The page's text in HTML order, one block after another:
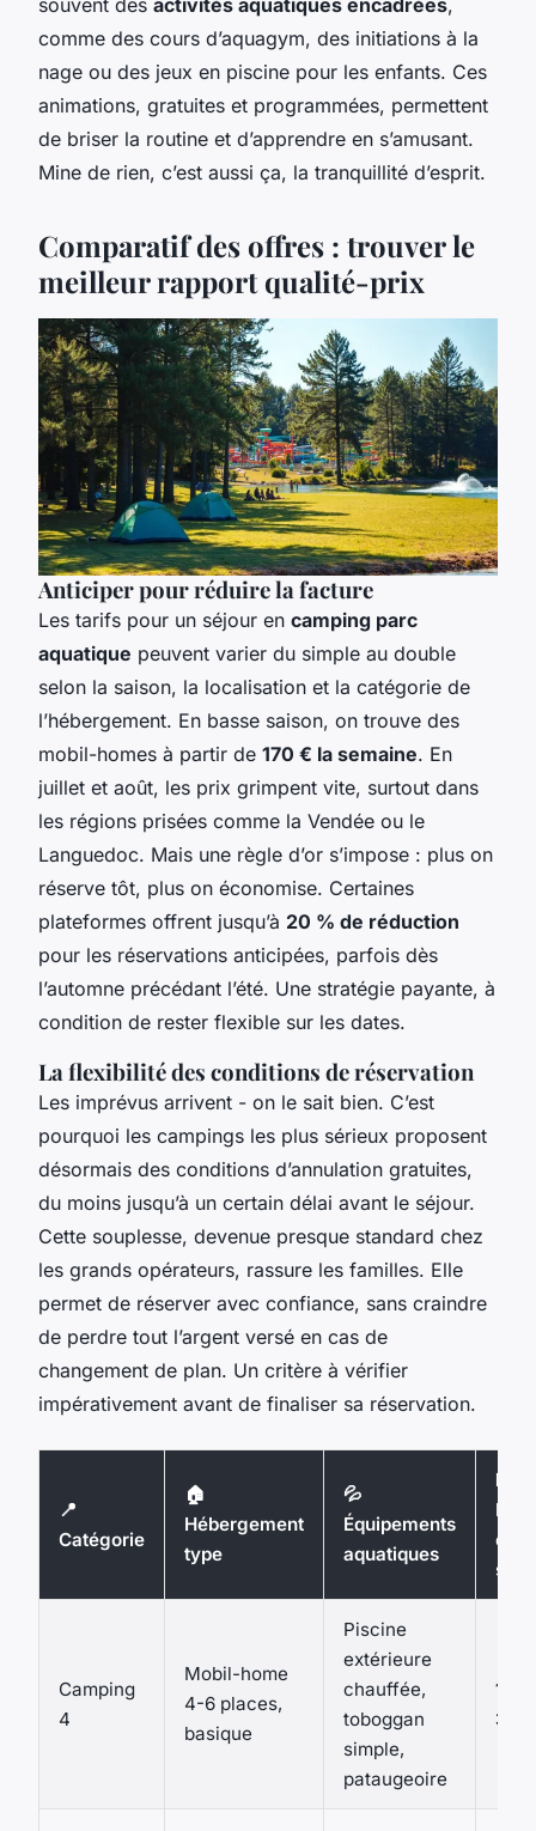
comme des cours d’aquagym, des initiations à la
nage ou des jeux en piscine pour les enfants. Ces
animations, gratuites et programmées, permettent
de briser la routine et d’apprendre en s’amusant.
Mine de rien, c’est aussi ça, la tranquillité d’esprit.
Comparatif des offres : trouver le
meilleur rapport qualité-prix
Anticiper pour réduire la facture
Les tarifs pour un séjour en camping parc
aquatique peuvent varier du simple au double
selon la saison, la localisation et la catégorie de
l’hébergement. En basse saison, on trouve des
mobil-homes à partir de 170 € la semaine. En
juillet et août, les prix grimpent vite, surtout dans
les régions prisées comme la Vendée ou le
Languedoc. Mais une règle d’or s’impose : plus on
réserve tôt, plus on économise. Certaines
plateformes offrent jusqu’à 20 % de réduction
pour les réservations anticipées, parfois dès
l’automne précédant l’été. Une stratégie payante, à
condition de rester flexible sur les dates.
La flexibilité des conditions de réservation
Les imprévus arrivent - on le sait bien. C’est
pourquoi les campings les plus sérieux proposent
désormais des conditions d’annulation gratuites,
du moins jusqu’à un certain délai avant le séjour.
Cette souplesse, devenue presque standard chez
les grands opérateurs, rassure les familles. Elle
permet de réserver avec confiance, sans craindre
de perdre tout l’argent versé en cas de
changement de plan. Un critère à vérifier
impérativement avant de finaliser sa réservation.
📍
Catégorie
🏠
Hébergement
type
💦
Équipements
aquatiques
💶
Camping
4
Mobil-home
4-6 places,
basique
Piscine
extérieure
chauffée,
toboggan
simple,
pataugeoire
170
350